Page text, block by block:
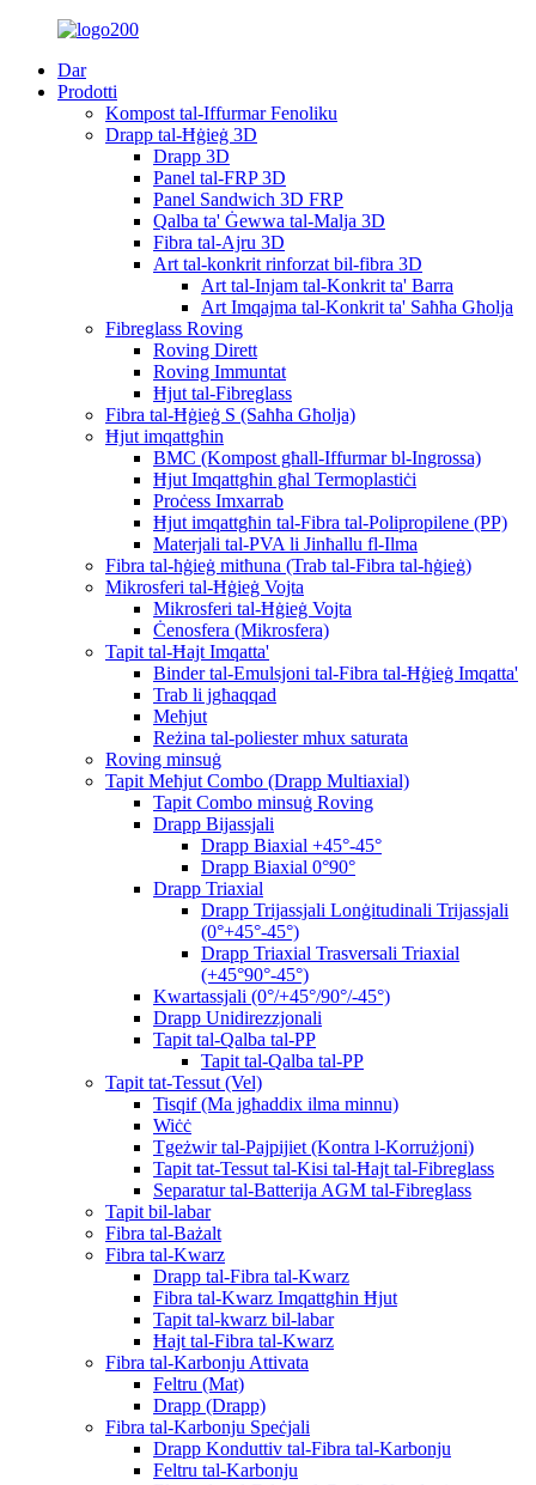
Dar
Prodotti
Kompost tal-Iffurmar Fenoliku
Drapp tal-Ħġieġ 3D
Drapp 3D
Panel tal-FRP 3D
Panel Sandwich 3D FRP
Qalba ta' Ġewwa tal-Malja 3D
Fibra tal-Ajru 3D
Art tal-konkrit rinforzat bil-fibra 3D
Art tal-Injam tal-Konkrit ta' Barra
Art Imqajma tal-Konkrit ta' Saħħa Għolja
Fibreglass Roving
Roving Dirett
Roving Immuntat
Ħjut tal-Fibreglass
Fibra tal-Ħġieġ S (Saħħa Għolja)
Ħjut imqattgħin
BMC (Kompost għall-Iffurmar bl-Ingrossa)
Ħjut Imqattgħin għal Termoplastiċi
Proċess Imxarrab
Ħjut imqattgħin tal-Fibra tal-Polipropilene (PP)
Materjali tal-PVA li Jinħallu fl-Ilma
Fibra tal-ħġieġ mitħuna (Trab tal-Fibra tal-ħġieġ)
Mikrosferi tal-Ħġieġ Vojta
Mikrosferi tal-Ħġieġ Vojta
Ċenosfera (Mikrosfera)
Tapit tal-Ħajt Imqatta'
Binder tal-Emulsjoni tal-Fibra tal-Ħġieġ Imqatta'
Trab li jgħaqqad
Meħjut
Reżina tal-poliester mhux saturata
Roving minsuġ
Tapit Meħjut Combo (Drapp Multiaxial)
Tapit Combo minsuġ Roving
Drapp Bijassjali
Drapp Biaxial +45°-45°
Drapp Biaxial 0°90°
Drapp Triaxial
Drapp Trijassjali Lonġitudinali Trijassjali
(0°+45°-45°)
Drapp Triaxial Trasversali Triaxial
(+45°90°-45°)
Kwartassjali (0°/+45°/90°/-45°)
Drapp Unidirezzjonali
Tapit tal-Qalba tal-PP
Tapit tal-Qalba tal-PP
Tapit tat-Tessut (Vel)
Tisqif (Ma jgħaddix ilma minnu)
Wiċċ
Tgeżwir tal-Pajpijiet (Kontra l-Korrużjoni)
Tapit tat-Tessut tal-Kisi tal-Ħajt tal-Fibreglass
Separatur tal-Batterija AGM tal-Fibreglass
Tapit bil-labar
Fibra tal-Bażalt
Fibra tal-Kwarz
Drapp tal-Fibra tal-Kwarz
Fibra tal-Kwarz Imqattgħin Ħjut
Tapit tal-kwarz bil-labar
Ħajt tal-Fibra tal-Kwarz
Fibra tal-Karbonju Attivata
Feltru (Mat)
Drapp (Drapp)
Fibra tal-Karbonju Speċjali
Drapp Konduttiv tal-Fibra tal-Karbonju
Feltru tal-Karbonju